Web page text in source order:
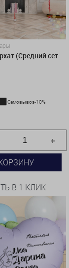
(Средний сет
Самовывоз-10%
В 1 КЛИК